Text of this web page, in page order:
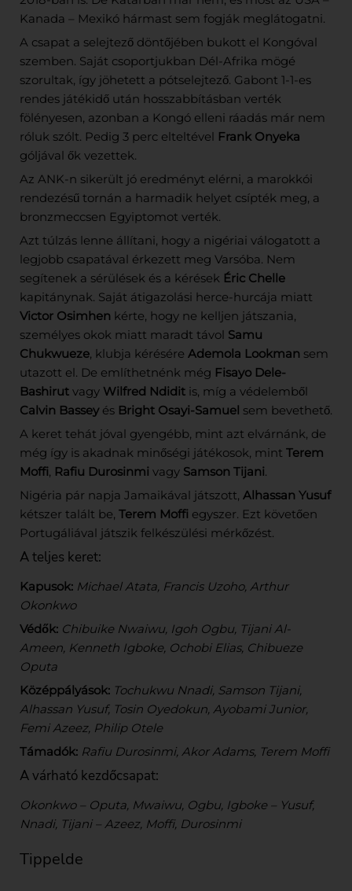
Kanada – Mexikó hármast sem fogják meglátogatni.
A csapat a selejtező döntőjében bukott el Kongóval
szemben. Saját csoportjukban Dél-Afrika mögé
szorultak, így jöhetett a pótselejtező. Gabont 1-1-es
rendes játékidő után hosszabbításban verték
fölényesen, azonban a Kongó elleni ráadás már nem
róluk szólt. Pedig 3 perc elteltével Frank Onyeka
góljával ők vezettek.
Az ANK-n sikerült jó eredményt elérni, a marokkói
rendezésű tornán a harmadik helyet csípték meg, a
bronzmeccsen Egyiptomot verték.
Azt túlzás lenne állítani, hogy a nigériai válogatott a
legjobb csapatával érkezett meg Varsóba. Nem
segítenek a sérülések és a kérések Éric Chelle
kapitánynak. Saját átigazolási herce-hurcája miatt
Victor Osimhen kérte, hogy ne kelljen játszania,
személyes okok miatt maradt távol Samu
Chukwueze, klubja kérésére Ademola Lookman sem
utazott el. De említhetnénk még Fisayo Dele-
Bashirut vagy Wilfred Ndidit is, míg a védelemből
Calvin Basseyés Bright Osayi-Samuel sem bevethető.
A keret tehát jóval gyengébb, mint azt elvárnánk, de
még így is akadnak minőségi játékosok, mint Terem
Moffi, Rafiu Durosinmi vagy Samson Tijani.
Nigéria pár napja Jamaikával játszott, Alhassan Yusuf
kétszer talált be, Terem Moffi egyszer. Ezt követően
Portugáliával játszik felkészülési mérkőzést.
A teljes keret:
Kapusok: Michael Atata, Francis Uzoho, Arthur
Okonkwo
Védők: Chibuike Nwaiwu, Igoh Ogbu, Tijani Al-
Ameen, Kenneth Igboke, Ochobi Elias, Chibueze
Oputa
Középpályások: Tochukwu Nnadi, Samson Tijani,
Alhassan Yusuf, Tosin Oyedokun, Ayobami Junior,
Femi Azeez, Philip Otele
Támadók: Rafiu Durosinmi, Akor Adams, Terem Moffi
A várható kezdőcsapat:
Okonkwo – Oputa, Mwaiwu, Ogbu, Igboke – Yusuf,
Nnadi, Tijani – Azeez, Moffi, Durosinmi
Tippelde